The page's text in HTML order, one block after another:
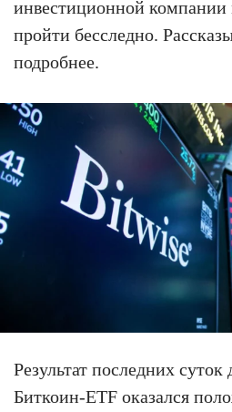
инвестиционной компании
пройти бесследно.
подробнее.
Результат последних суток
Биткоин-ETF оказался